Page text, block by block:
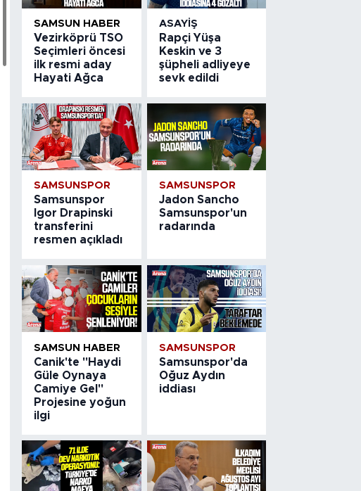
SAMSUN HABER
Vezirköprü TSO
Seçimleri öncesi
ilk resmi aday
Hayati Ağca
ASAYIŞ
Rapçi Yüşa
Keskin ve 3
şüpheli adliyeye
sevk edildi
SAMSUNSPOR
Samsunspor
Igor Drapinski
transferini
resmen açıkladı
SAMSUNSPOR
Jadon Sancho
Samsunspor'un
radarında
SAMSUN HABER
Canik'te "Haydi
Güle Oynaya
Camiye Gel"
Projesine yoğun
ilgi
SAMSUNSPOR
Samsunspor'da
Oğuz Aydın
iddiası